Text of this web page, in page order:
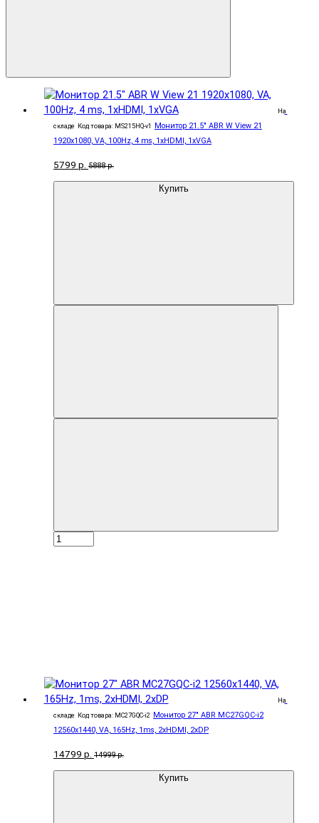
На
складе Код товара: MS215HQ-v1
Монитор 21.5" ABR W View 21
1920x1080, VA, 100Hz, 4 ms, 1xHDMI, 1xVGA
5799 р. 5888 р.
Купить
На
складе Код товара: MC27GQC-i2 Монитор 27" ABR MC27GQC-i2
12560x1440, VA, 165Hz, 1ms, 2xHDMI, 2xDP
14799 р. 14999 р.
Купить